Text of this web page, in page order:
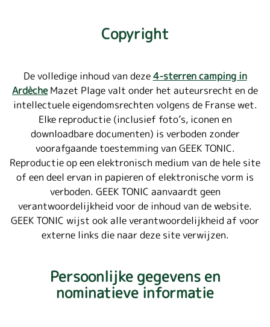
Copyright
De volledige inhoud van deze4-sterren camping in
ArdècheMazet Plage valt onder het auteursrecht en de
intellectuele eigendomsrechten volgens de Franse wet.
Elke reproductie (inclusief foto’s, iconen en
downloadbare documenten) is verboden zonder
voorafgaande toestemming van GEEK TONIC.
Reproductie op een elektronisch medium van de hele site
of een deel ervan in papieren of elektronische vorm is
verboden. GEEK TONIC aanvaardt geen
verantwoordelijkheid voor de inhoud van de website.
GEEK TONIC wijst ook alle verantwoordelijkheid af voor
externe links die naar deze site verwijzen.
Persoonlijke gegevens en
nominatieve informatie